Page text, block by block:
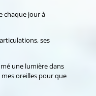
chaque jour à
ses
une lumière dans
oreilles pour que